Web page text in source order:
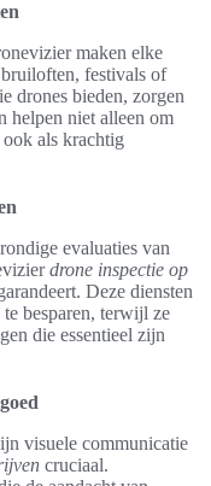
maken elke
festivals of
drones bieden, zorgen
helpen niet alleen om
ook als krachtig
evaluaties van
drone inspectie op
Deze diensten
besparen, terwijl ze
die essentieel zijn
visuele communicatie
cruciaal.